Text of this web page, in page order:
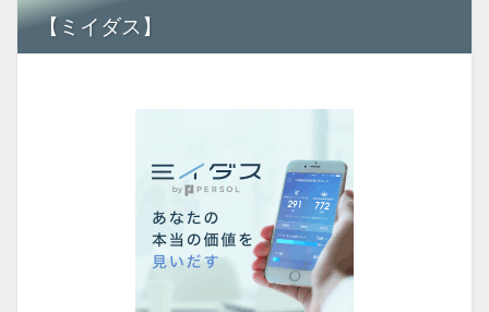
【ミイダス】